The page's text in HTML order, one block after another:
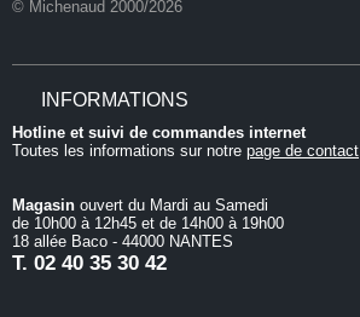
© Michenaud 2000/2026
INFORMATIONS
Hotline et suivi de commandes internet
Toutes les informations sur notre page de contact
Magasin ouvert du Mardi au Samedi
de 10h00 à 12h45 et de 14h00 à 19h00
18 allée Baco - 44000 NANTES
T. 02 40 35 30 42